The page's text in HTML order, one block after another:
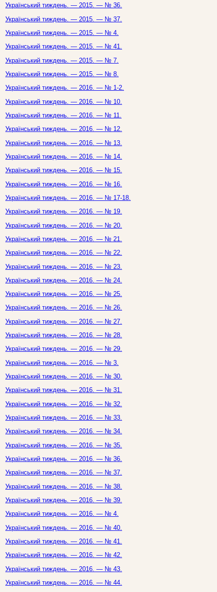
Український тиждень. — 2015. — № 36.
Український тиждень. — 2015. — № 37.
Український тиждень. — 2015. — № 4.
Український тиждень. — 2015. — № 41.
Український тиждень. — 2015. — № 7.
Український тиждень. — 2015. — № 8.
Український тиждень. — 2016. — № 1-2.
Український тиждень. — 2016. — № 10.
Український тиждень. — 2016. — № 11.
Український тиждень. — 2016. — № 12.
Український тиждень. — 2016. — № 13.
Український тиждень. — 2016. — № 14.
Український тиждень. — 2016. — № 15.
Український тиждень. — 2016. — № 16.
Український тиждень. — 2016. — № 17-18.
Український тиждень. — 2016. — № 19.
Український тиждень. — 2016. — № 20.
Український тиждень. — 2016. — № 21.
Український тиждень. — 2016. — № 22.
Український тиждень. — 2016. — № 23.
Український тиждень. — 2016. — № 24.
Український тиждень. — 2016. — № 25.
Український тиждень. — 2016. — № 26.
Український тиждень. — 2016. — № 27.
Український тиждень. — 2016. — № 28.
Український тиждень. — 2016. — № 29.
Український тиждень. — 2016. — № 3.
Український тиждень. — 2016. — № 30.
Український тиждень. — 2016. — № 31.
Український тиждень. — 2016. — № 32.
Український тиждень. — 2016. — № 33.
Український тиждень. — 2016. — № 34.
Український тиждень. — 2016. — № 35.
Український тиждень. — 2016. — № 36.
Український тиждень. — 2016. — № 37.
Український тиждень. — 2016. — № 38.
Український тиждень. — 2016. — № 39.
Український тиждень. — 2016. — № 4.
Український тиждень. — 2016. — № 40.
Український тиждень. — 2016. — № 41.
Український тиждень. — 2016. — № 42.
Український тиждень. — 2016. — № 43.
Український тиждень. — 2016. — № 44.